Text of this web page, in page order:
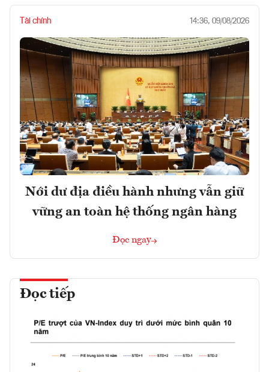
Tài chính 14:36, 09/08/2026
Nới dư địa điều hành nhưng vẫn giữ
vững an toàn hệ thống ngân hàng
Đọc ngay
Đọc tiếp